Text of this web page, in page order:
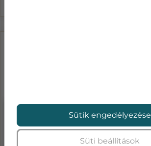
Sütik engedélyezése
Süti beállítások